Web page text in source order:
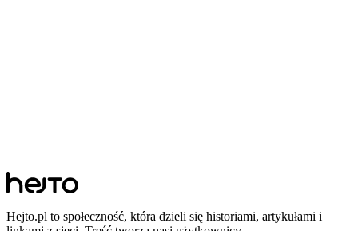
Hejto.pl to społeczność, która dzieli się historiami, artykułami i